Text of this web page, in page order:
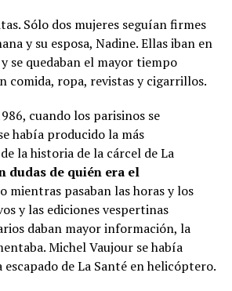
Sólo dos mujeres seguían firmes
y su esposa, Nadine. Ellas iban en
se quedaban el mayor tiempo
comida, ropa, revistas y cigarrillos.
cuando los parisinos se
había producido la más
la historia de la cárcel de La
dudas de quién era el
mientras pasaban las horas y los
y las ediciones vespertinas
daban mayor información, la
Michel Vaujour se había
escapado de La Santé en helicóptero.